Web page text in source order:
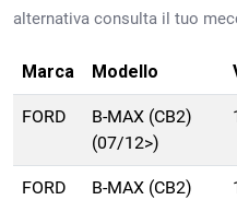
alternativa consulta il tuo
Marca Modello
FORD
B-MAX (CB2)
(07/12>)
FORD
B-MAX (CB2)